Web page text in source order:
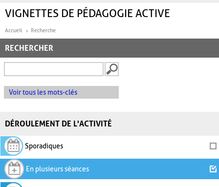
VIGNETTES DE PÉDAGOGIE ACTIVE
Accueil Recherche
RECHERCHER
Voir tous les mots-clés
DÉROULEMENT DE L'ACTIVITÉ
Sporadiques
En plusieurs séances